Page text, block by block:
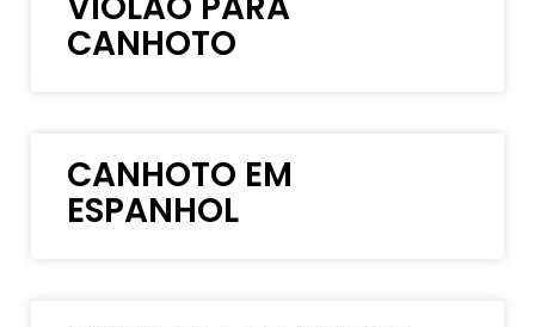
CANHOTO
CANHOTO EM
ESPANHOL